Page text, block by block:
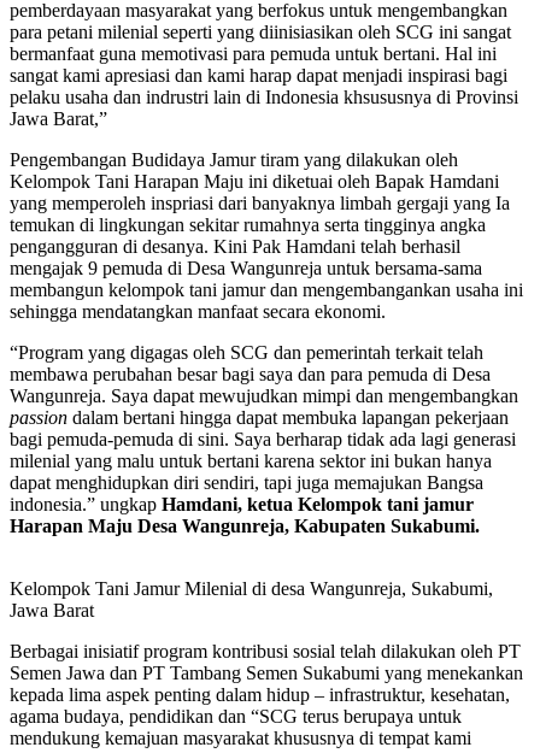
pemberdayaan masyarakat yang berfokus untuk mengembangkan
para petani milenial seperti yang diinisiasikan oleh SCG ini sangat
bermanfaat guna memotivasi para pemuda untuk bertani. Hal ini
sangat kami apresiasi dan kami harap dapat menjadi inspirasi bagi
pelaku usaha dan indrustri lain di Indonesia khsususnya di Provinsi
Jawa Barat,”
Pengembangan Budidaya Jamur tiram yang dilakukan oleh
Kelompok Tani Harapan Maju ini diketuai oleh Bapak Hamdani
yang memperoleh inspriasi dari banyaknya limbah gergaji yang Ia
temukan di lingkungan sekitar rumahnya serta tingginya angka
pengangguran di desanya. Kini Pak Hamdani telah berhasil
mengajak 9 pemuda di Desa Wangunreja untuk bersama-sama
membangun kelompok tani jamur dan mengembangankan usaha ini
sehingga mendatangkan manfaat secara ekonomi.
“Program yang digagas oleh SCG dan pemerintah terkait telah
membawa perubahan besar bagi saya dan para pemuda di Desa
Wangunreja. Saya dapat mewujudkan mimpi dan mengembangkan
passion dalam bertani hingga dapat membuka lapangan pekerjaan
bagi pemuda-pemuda di sini. Saya berharap tidak ada lagi generasi
milenial yang malu untuk bertani karena sektor ini bukan hanya
dapat menghidupkan diri sendiri, tapi juga memajukan Bangsa
indonesia.” ungkap Hamdani, ketua Kelompok tani jamur
Harapan Maju Desa Wangunreja, Kabupaten Sukabumi.
Kelompok Tani Jamur Milenial di desa Wangunreja, Sukabumi,
Jawa Barat
Berbagai inisiatif program kontribusi sosial telah dilakukan oleh PT
Semen Jawa dan PT Tambang Semen Sukabumi yang menekankan
kepada lima aspek penting dalam hidup – infrastruktur, kesehatan,
agama budaya, pendidikan dan “SCG terus berupaya untuk
mendukung kemajuan masyarakat khususnya di tempat kami